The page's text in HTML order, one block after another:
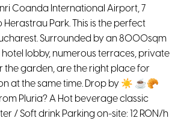
Coanda International Airport, 7
Park. This is the perfect
Surrounded by an 8000sqm
lobby, numerous terraces, private
the garden, are the right place for
at the same time. Drop by ☀ ☕🥐
Pluria? A Hot beverage classic
/ Soft drink Parking on-site: 12 RON/h